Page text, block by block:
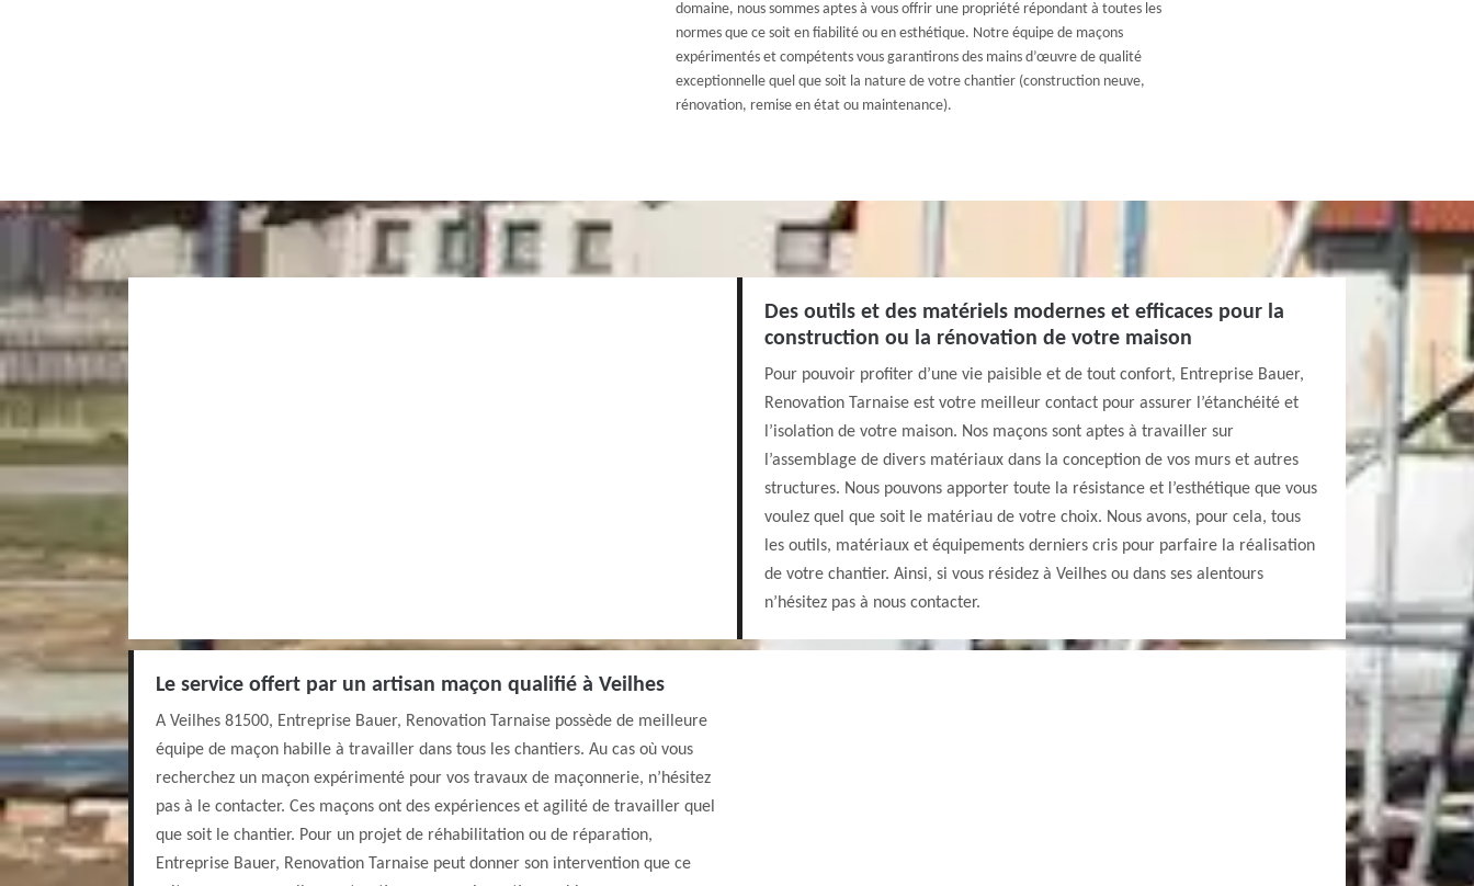
domaine, nous sommes aptes à vous offrir une propriété répondant à toutes les
normes que ce soit en fiabilité ou en esthétique. Notre équipe de maçons
expérimentés et compétents vous garantirons des mains d’œuvre de qualité
exceptionnelle quel que soit la nature de votre chantier (construction neuve,
rénovation, remise en état ou maintenance).
Des outils et des matériels modernes et efficaces pour la
construction ou la rénovation de votre maison
Pour pouvoir profiter d’une vie paisible et de tout confort, Entreprise Bauer,
Renovation Tarnaise est votre meilleur contact pour assurer l’étanchéité et
l’isolation de votre maison. Nos maçons sont aptes à travailler sur
l’assemblage de divers matériaux dans la conception de vos murs et autres
structures. Nous pouvons apporter toute la résistance et l’esthétique que vous
voulez quel que soit le matériau de votre choix. Nous avons, pour cela, tous
les outils, matériaux et équipements derniers cris pour parfaire la réalisation
de votre chantier. Ainsi, si vous résidez à Veilhes ou dans ses alentours
n’hésitez pas à nous contacter.
Le service offert par un artisan maçon qualifié à Veilhes
A Veilhes 81500, Entreprise Bauer, Renovation Tarnaise possède de meilleure
équipe de maçon habille à travailler dans tous les chantiers. Au cas où vous
recherchez un maçon expérimenté pour vos travaux de maçonnerie, n’hésitez
pas à le contacter. Ces maçons ont des expériences et agilité de travailler quel
que soit le chantier. Pour un projet de réhabilitation ou de réparation,
Entreprise Bauer, Renovation Tarnaise peut donner son intervention que ce